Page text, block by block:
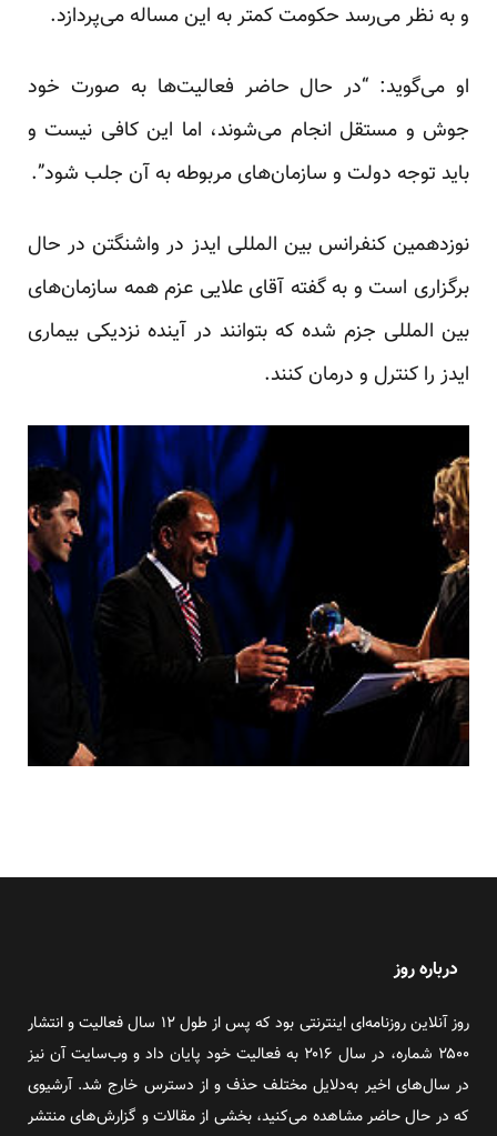
و به نظر می‌رسد حکومت کمتر به این مساله می‌پردازد.
او می‌گوید: “در حال حاضر فعالیت‌ها به صورت خود
جوش و مستقل انجام می‌شوند، اما این کافی نیست و
باید توجه دولت و سازمان‌های مربوطه به آن جلب شود”.
نوزدهمین کنفرانس بین المللی ایدز در واشنگتن در حال
برگزاری است و به گفته آقای علایی عزم همه سازمان‌های
بین المللی جزم شده که بتوانند در آینده نزدیکی بیماری
ایدز را کنترل و درمان کنند.
درباره روز
روز آنلاین روزنامه‌ای اینترنتی بود که پس از طول ۱۲ سال فعالیت و انتشار
۲۵۰۰ شماره، در سال ۲۰۱۶ به فعالیت خود پایان داد و وب‌سایت آن نیز
در سال‌های اخیر به‌دلایل مختلف حذف و از دسترس خارج شد. آرشیوی
که در حال حاضر مشاهده می‌کنید، بخشی از مقالات و گزارش‌های منتشر